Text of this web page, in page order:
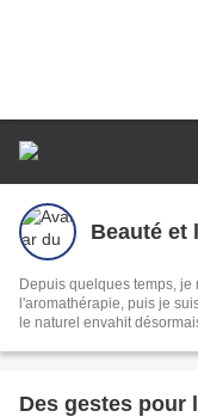
Beauté et
Depuis quelques temps,
l'aromathérapie, puis je
le naturel envahit
Des gestes pour